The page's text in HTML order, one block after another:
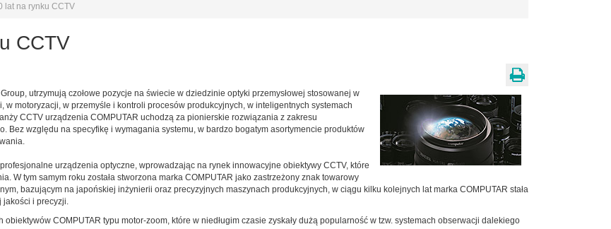
lat na rynku CCTV
CCTV
utrzymują czołowe pozycje na świecie w dziedzinie optyki przemysłowej stosowanej w
motoryzacji, w przemyśle i kontroli procesów produkcyjnych, w inteligentnych systemach
CCTV urządzenia COMPUTAR uchodzą za pionierskie rozwiązania z zakresu
Bez względu na specyfikę i wymagania systemu, w bardzo bogatym asortymencie produktów
urządzenia optyczne, wprowadzając na rynek innowacyjne obiektywy CCTV, które
W tym samym roku została stworzona marka COMPUTAR jako zastrzeżony znak towarowy
bazującym na japońskiej inżynierii oraz precyzyjnych maszynach produkcyjnych, w ciągu kilku kolejnych lat marka COMPUTAR stała
jakości i precyzji.
COMPUTAR typu motor-zoom, które w niedługim czasie zyskały dużą popularność w tzw. systemach obserwacji dalekiego